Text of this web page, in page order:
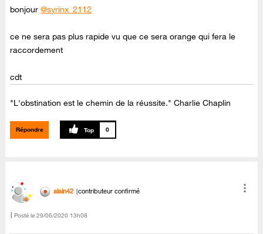
bonjour@syrinx_2112
ce ne sera pas plus rapide vu que ce sera orange qui fera le
raccordement
cdt
"L'obstination est le chemin de la réussite." Charlie Chaplin
Répondre 0
alain42 contributeur confirmé
Posté le ‎29/06/2020 13h08